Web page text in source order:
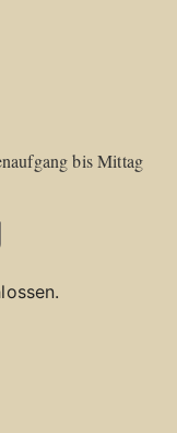
bis Mittag